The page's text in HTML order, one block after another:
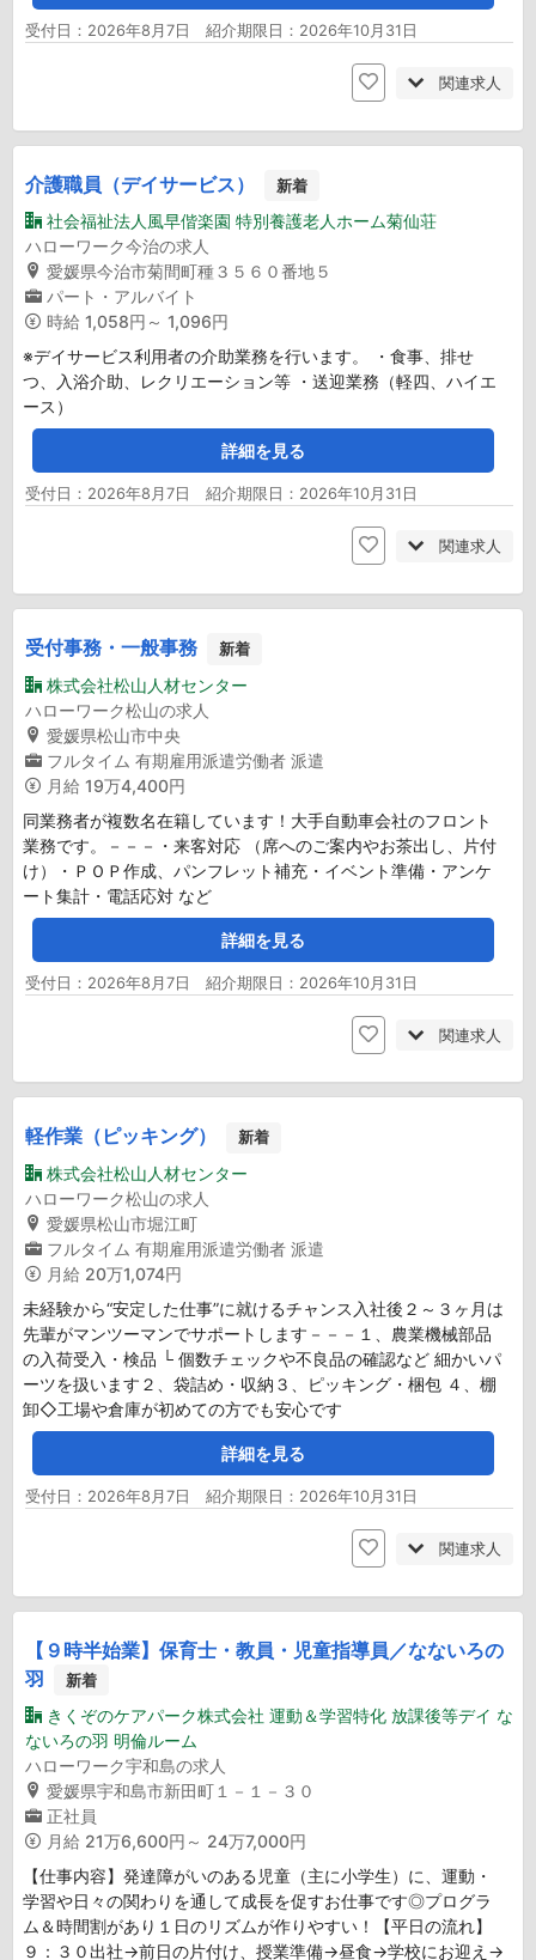
受付日：2026年8月7日 紹介期限日：2026年10月31日
関連求人
介護職員（デイサービス） 新着
社会福祉法人風早偕楽園 特別養護老人ホーム菊仙荘
ハローワーク今治の求人
愛媛県今治市菊間町種３５６０番地５
パート・アルバイト
時給 1,058円～ 1,096円
※デイサービス利用者の介助業務を行います。 ・食事、排せ
つ、入浴介助、レクリエーション等 ・送迎業務（軽四、ハイエ
ース）
詳細を見る
受付日：2026年8月7日 紹介期限日：2026年10月31日
関連求人
受付事務・一般事務 新着
株式会社松山人材センター
ハローワーク松山の求人
愛媛県松山市中央
フルタイム 有期雇用派遣労働者 派遣
月給 19万4,400円
同業務者が複数名在籍しています！大手自動車会社のフロント
業務です。－－－・来客対応 （席へのご案内やお茶出し、片付
け）・ＰＯＰ作成、パンフレット補充・イベント準備・アンケ
ート集計・電話応対 など
詳細を見る
受付日：2026年8月7日 紹介期限日：2026年10月31日
関連求人
軽作業（ピッキング） 新着
株式会社松山人材センター
ハローワーク松山の求人
愛媛県松山市堀江町
フルタイム 有期雇用派遣労働者 派遣
月給 20万1,074円
未経験から“安定した仕事”に就けるチャンス入社後２～３ヶ月は
先輩がマンツーマンでサポートします－－－１、農業機械部品
の入荷受入・検品 └ 個数チェックや不良品の確認など 細かいパ
ーツを扱います２、袋詰め・収納３、ピッキング・梱包 ４、棚
卸◇工場や倉庫が初めての方でも安心です
詳細を見る
受付日：2026年8月7日 紹介期限日：2026年10月31日
関連求人
【９時半始業】保育士・教員・児童指導員／なないろの
羽
新着
きくぞのケアパーク株式会社 運動＆学習特化 放課後等デイ な
ないろの羽 明倫ルーム
ハローワーク宇和島の求人
愛媛県宇和島市新田町１－１－３０
正社員
月給 21万6,600円～ 24万7,000円
【仕事内容】発達障がいのある児童（主に小学生）に、運動・
学習や日々の関わりを通して成長を促すお仕事です◎プログラ
ム＆時間割があり１日のリズムが作りやすい！【平日の流れ】
９：３０出社→前日の片付け、授業準備→昼食→学校にお迎え→